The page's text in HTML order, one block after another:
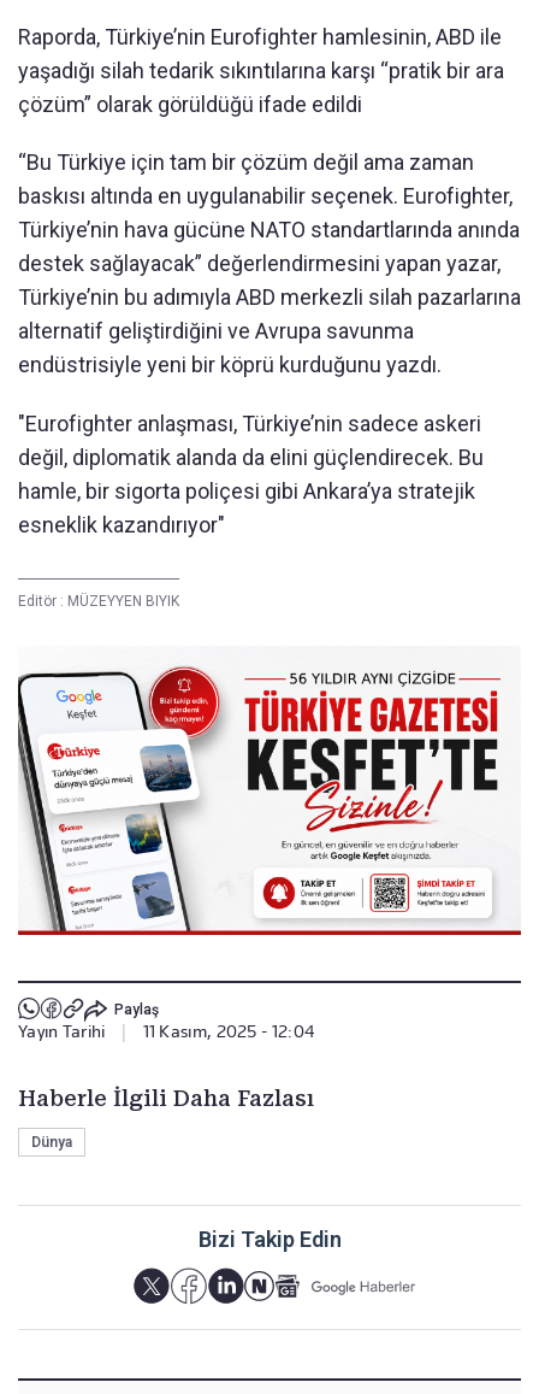
Raporda, Türkiye’nin Eurofighter hamlesinin, ABD ile
yaşadığı silah tedarik sıkıntılarına karşı “pratik bir ara
çözüm” olarak görüldüğü ifade edildi
“Bu Türkiye için tam bir çözüm değil ama zaman
baskısı altında en uygulanabilir seçenek. Eurofighter,
Türkiye’nin hava gücüne NATO standartlarında anında
destek sağlayacak” değerlendirmesini yapan yazar,
Türkiye’nin bu adımıyla ABD merkezli silah pazarlarına
alternatif geliştirdiğini ve Avrupa savunma
endüstrisiyle yeni bir köprü kurduğunu yazdı.
"Eurofighter anlaşması, Türkiye’nin sadece askeri
değil, diplomatik alanda da elini güçlendirecek. Bu
hamle, bir sigorta poliçesi gibi Ankara’ya stratejik
esneklik kazandırıyor"
Editör : MÜZEYYEN BIYIK
Paylaş
Yayın Tarihi 11 Kasım, 2025 - 12:04
Haberle İlgili Daha Fazlası
Dünya
Bizi Takip Edin